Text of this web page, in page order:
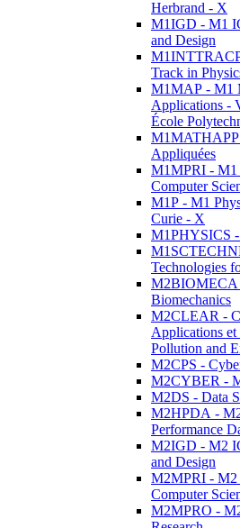
Herbrand - X
M1IGD - M1
and Design
Track in
M1MAP - M1
Applications -
École
M1MATHAPP
Appliquées
M1MPRI - M1
Computer
M1P - M1
Curie - X
M1PHYSICS
Technologies
M2BIOMECA
Biomechanics
M2CLEAR -
Applications et
Pollution and
M2CPS -
M2CYBER -
M2DS - Data
M2HPDA -
Performance
M2IGD - M2
and Design
M2MPRI - M2
Computer
M2MPRO -